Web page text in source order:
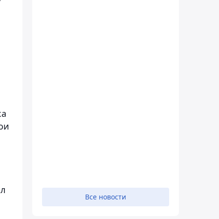
Все новости